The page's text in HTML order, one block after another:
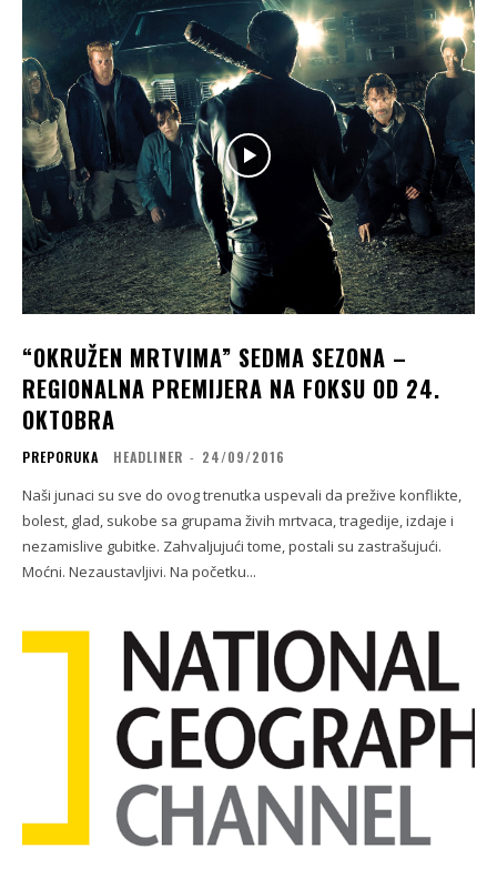
“OKRUŽEN MRTVIMA” SEDMA SEZONA –
REGIONALNA PREMIJERA NA FOKSU OD 24.
OKTOBRA
PREPORUKA HEADLINER - 24/09/2016
Naši junaci su sve do ovog trenutka uspevali da prežive konflikte,
bolest, glad, sukobe sa grupama živih mrtvaca, tragedije, izdaje i
nezamislive gubitke. Zahvaljujući tome, postali su zastrašujući.
Moćni. Nezaustavljivi. Na početku...